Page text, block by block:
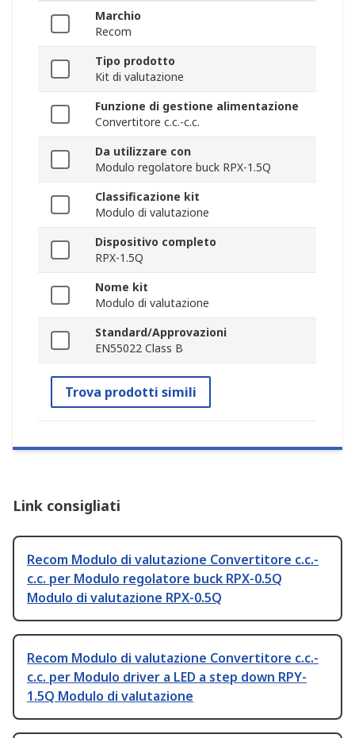
Marchio
Recom
Tipo prodotto
Kit di valutazione
Funzione di gestione alimentazione
Convertitore c.c.-c.c.
Da utilizzare con
Modulo regolatore buck RPX-1.5Q
Classificazione kit
Modulo di valutazione
Dispositivo completo
RPX-1.5Q
Nome kit
Modulo di valutazione
Standard/Approvazioni
EN55022 Class B
Trova prodotti simili
Link consigliati
Recom Modulo di valutazione Convertitore c.c.-
c.c. per Modulo regolatore buck RPX-0.5Q
Modulo di valutazione RPX-0.5Q
Recom Modulo di valutazione Convertitore c.c.-
c.c. per Modulo driver a LED a step down RPY-
1.5Q Modulo di valutazione